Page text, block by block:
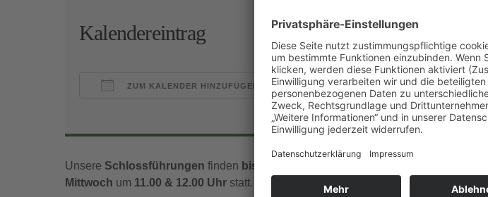
Kalendereintrag
ZUM KALENDER HINZUFÜGEN
Google Kalender
Unsere Schlossführungen finden bis Mitte November Dienstag, Donnerstag,
Mittwoch um 11.00 & 12.00 Uhr statt.